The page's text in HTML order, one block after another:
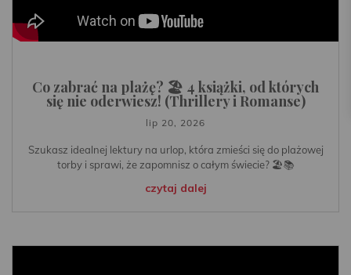
Co zabrać na plażę? 🏖️ 4 książki, od których
się nie oderwiesz! (Thrillery i Romanse)
lip 20, 2026
Szukasz idealnej lektury na urlop, która zmieści się do plażowej
torby i sprawi, że zapomnisz o całym świecie? 🏖️📚
czytaj dalej